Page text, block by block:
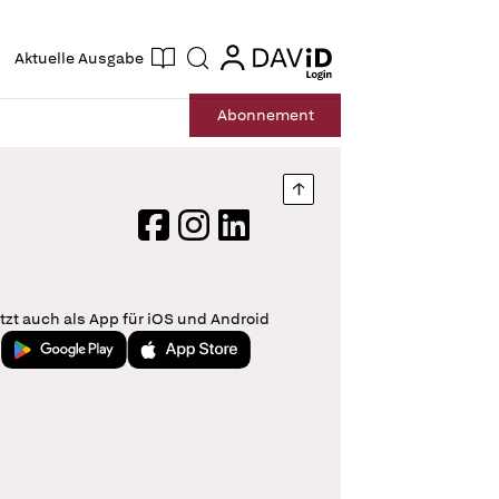
Aktuelle Ausgabe Suche login
login
Abonnement
Nach oben springen
FacebookInstagram
LinkedIn
auch als App für iOS und Android
Jetzt bei Google PlayLaden im App Store